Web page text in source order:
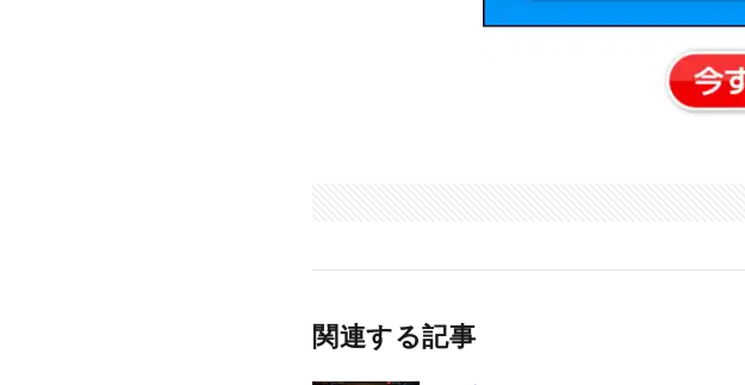
関連する記事